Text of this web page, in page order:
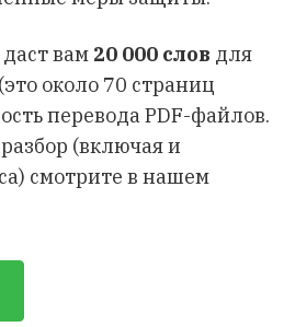
вам 20 000 слов для
около 70 страниц
перевода PDF-файлов.
(включая и
смотрите в нашем